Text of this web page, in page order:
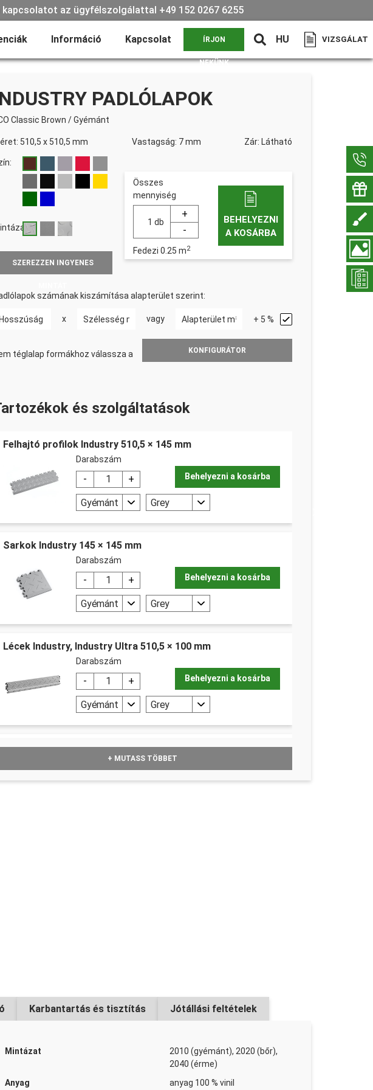
az ügyfélszolgálattal +49 152 0267 6255
Információ Kapcsolat ÍRJON
NEKÜNK
HU VIZSGÁLAT
PADLÓLAPOK
Classic Brown /Gyémánt
510,5 x 510,5 mm Vastagság: 7 mm Zár: Látható
SZEREZZEN INGYENES
Összes
mennyiség
db
Fedezi 0.25 m2
BEHELYEZNI
A KOSÁRBA
számának kiszámítása alapterület szerint:
x vagy + 5 %
téglalap formákhoz válassza a KONFIGURÁTOR
és szolgáltatások
Felhajtó profilok Industry 510,5 × 145 mm
Darabszám
Behelyezni a kosárba
Gyémánt Grey
Sarkok Industry 145 × 145 mm
Darabszám
Behelyezni a kosárba
Gyémánt Grey
Lécek Industry, Industry Ultra 510,5 × 100 mm
Darabszám
Behelyezni a kosárba
Gyémánt Grey
Jelölő szalag sárga 33 m × 50 mm
Mennyiség ks
Rögzítő diszperzió PVC alatt 12 kg (80 m²)
+ MUTASS TÖBBET
Karbantartás és tisztítás Jótállási feltételek
Mintázat
2010 (gyémánt), 2020 (bőr),
2040 (érme)
Anyag anyag 100 % vinil